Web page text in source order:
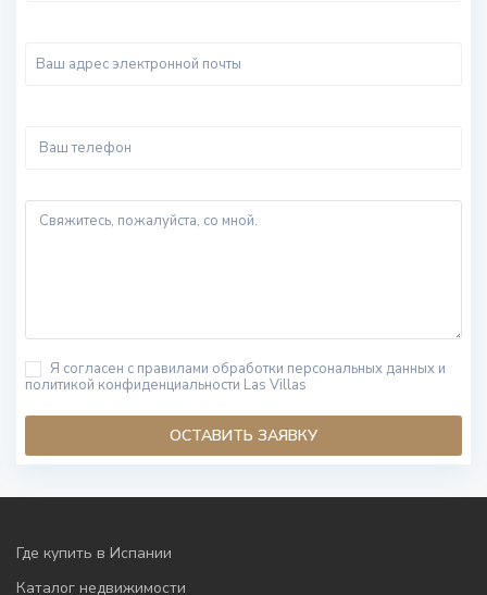
Я согласен с правилами обработки персональных данных и
политикой конфиденциальности Las Villas
Где купить в Испании
Каталог недвижимости